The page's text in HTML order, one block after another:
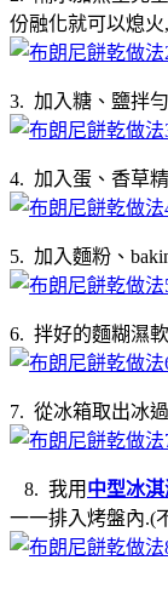
份融化就可以熄
3. 加入糖、鹽拌
4. 加入蛋、香草
5. 加入麵粉、
6. 拌好的麵糊濕
7. 從冰箱取出冰
8. 我用 中型冰
一一排入烤盤內.(